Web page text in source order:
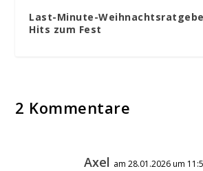
Last-Minute-
Hits zum Fest
2 Kommentare
Axel am 28.01.2026 um